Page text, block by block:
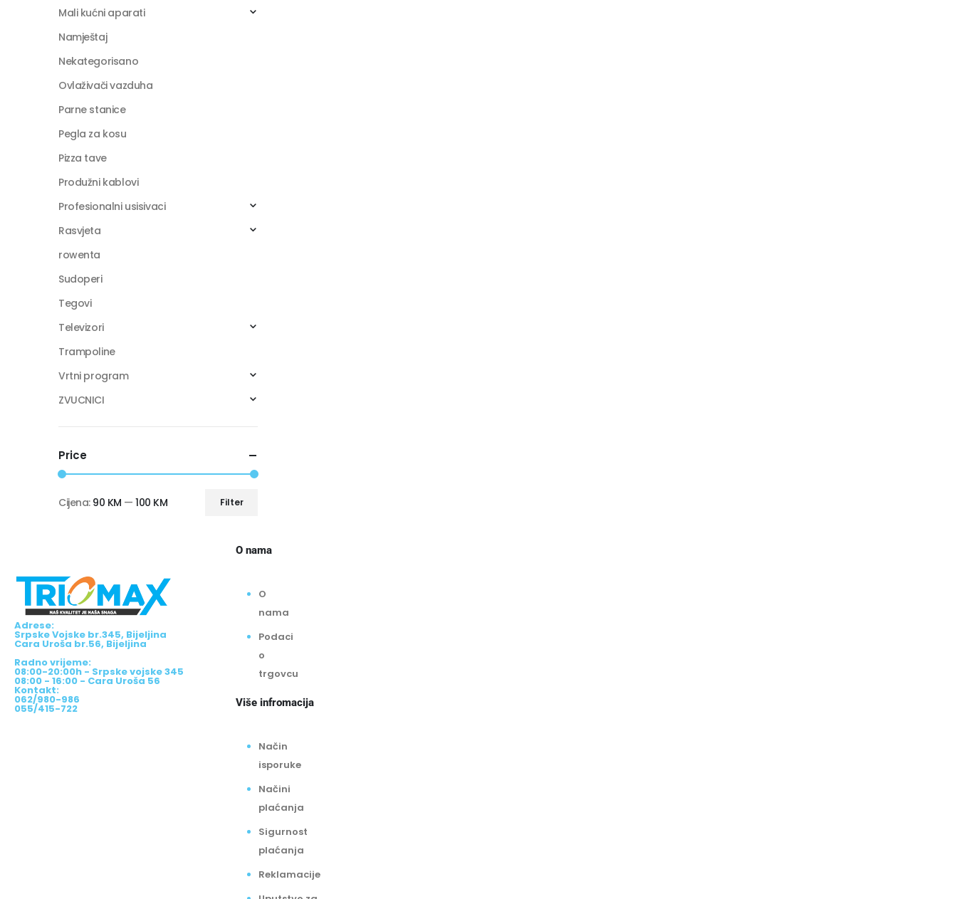
Mali kućni aparati
Namještaj
Nekategorisano
Ovlaživači vazduha
Parne stanice
Pegla za kosu
Pizza tave
Produžni kablovi
Profesionalni usisivaci
Rasvjeta
rowenta
Sudoperi
Tegovi
Televizori
Trampoline
Vrtni program
ZVUCNICI
Price
Filter
Cijena: 90 KM —100 KM
Adrese:
Srpske Vojske br.345, Bijeljina
Cara Uroša br.56, Bijeljina
Radno vrijeme:
08:00-20:00h - Srpske vojske 345
08:00 - 16:00 - Cara Uroša 56
Kontakt:
062/980-986
055/415-722
O nama
O
nama
Podaci
o
trgovcu
Više infromacija
Način
isporuke
Načini
plaćanja
Sigurnost
plaćanja
Reklamacije